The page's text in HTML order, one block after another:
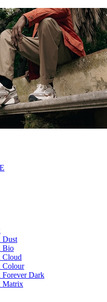
Dust
Bio
Cloud
Colour
Dark
Matrix